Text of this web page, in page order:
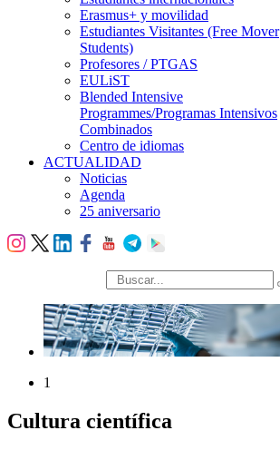
Erasmus+ y movilidad
Estudiantes Visitantes (Free Mover
Students)
Profesores / PTGAS
EULiST
Blended Intensive
Programmes/Programas Intensivos
Combinados
Centro de idiomas
ACTUALIDAD
Noticias
Agenda
25 aniversario
búsqueda
1
Cultura científica